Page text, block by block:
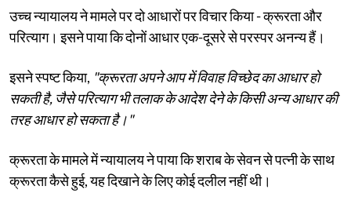
उच्च न्यायालय ने मामले पर दो आधारों पर विचार किया - क्रूरता और
परित्याग। इसने पाया कि दोनों आधार एक-दूसरे से परस्पर अनन्य हैं।
इसने स्पष्ट किया, "क्रूरता अपने आप में विवाह विच्छेद का आधार हो
सकती है, जैसे परित्याग भी तलाक के आदेश देने के किसी अन्य आधार की
तरह आधार हो सकता है।"
क्रूरता के मामले में न्यायालय ने पाया कि शराब के सेवन से पत्नी के साथ
क्रूरता कैसे हुई, यह दिखाने के लिए कोई दलील नहीं थी।